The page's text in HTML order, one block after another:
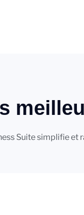
Suite simplifie